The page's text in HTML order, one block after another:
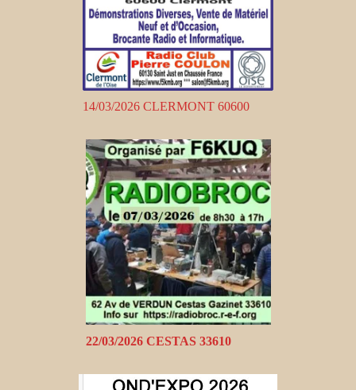
14/03/2026 CLERMONT 60600
22/03/2026 CESTAS 33610